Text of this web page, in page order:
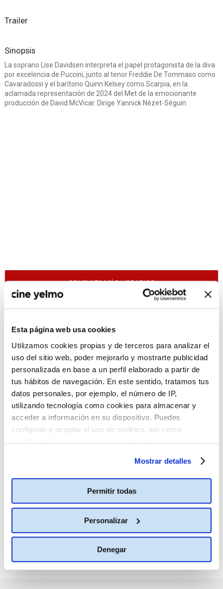
Esta página web usa cookies
Utilizamos cookies propias y de terceros para analizar el
uso del sitio web, poder mejorarlo y mostrarte publicidad
personalizada en base a un perfil elaborado a partir de
tus hábitos de navegación. En este sentido, tratamos tus
datos personales, por ejemplo, el número de IP,
utilizando tecnología como cookies para almacenar y
acceder a información en su dispositivo. Puedes
configurar y aceptar el uso de cookies, así como
modificar tus opciones de consentimiento en cualquier
Mostrar detalles
Permitir todas
Personalizar
Denegar
Trailer
Sinopsis
La soprano Lise Davidsen interpreta el papel protagonista de la diva
por excelencia de Puccini, junto al tenor Freddie De Tommaso como
Cavaradossi y el barítono Quinn Kelsey como Scarpia, en la
aclamada representación de 2024 del Met de la emocionante
producción de David McVicar. Dirige Yannick Nézet-Séguin.
CONSULTA MÁS HORARIOS
Madrid
Ideal
La Vaguada
Plaza Norte 2
Planetocio
Ideal
La Vaguada
CA ITALIANO SUBTITULADO EN ESPAÑOL (VOSE)
19:00
CA ITALIANO SUBTITULADO EN ESPAÑOL (VOSE)